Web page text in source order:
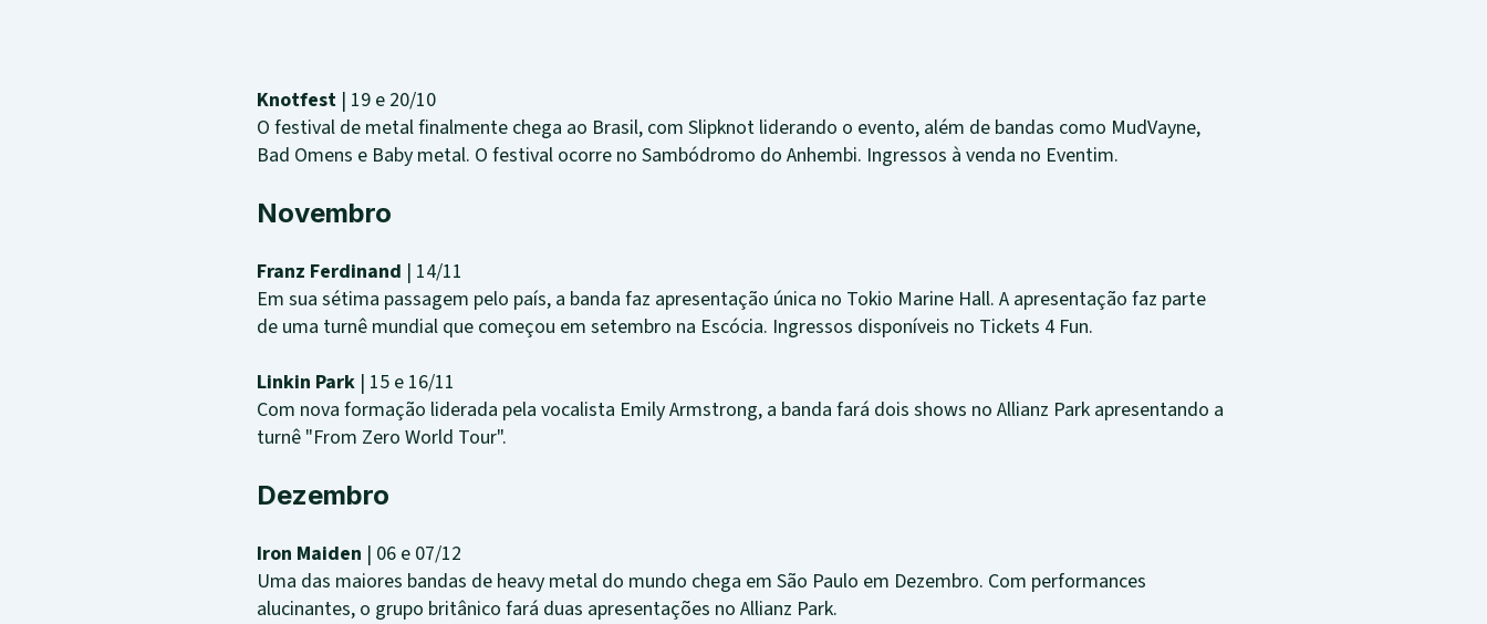
Knotfest | 19 e 20/10
O festival de metal finalmente chega ao Brasil, com Slipknot liderando o evento, além de bandas como MudVayne,
Bad Omens e Baby metal. O festival ocorre no Sambódromo do Anhembi. Ingressos à venda no Eventim.
Novembro
Franz Ferdinand | 14/11
Em sua sétima passagem pelo país, a banda faz apresentação única no Tokio Marine Hall. A apresentação faz parte
de uma turnê mundial que começou em setembro na Escócia. Ingressos disponíveis no Tickets 4 Fun.
Linkin Park | 15 e 16/11
Com nova formação liderada pela vocalista Emily Armstrong, a banda fará dois shows no Allianz Park apresentando a
turnê "From Zero World Tour".
Dezembro
Iron Maiden | 06 e 07/12
Uma das maiores bandas de heavy metal do mundo chega em São Paulo em Dezembro. Com performances
alucinantes, o grupo britânico fará duas apresentações no Allianz Park.